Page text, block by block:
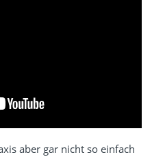
aber gar nicht so einfach